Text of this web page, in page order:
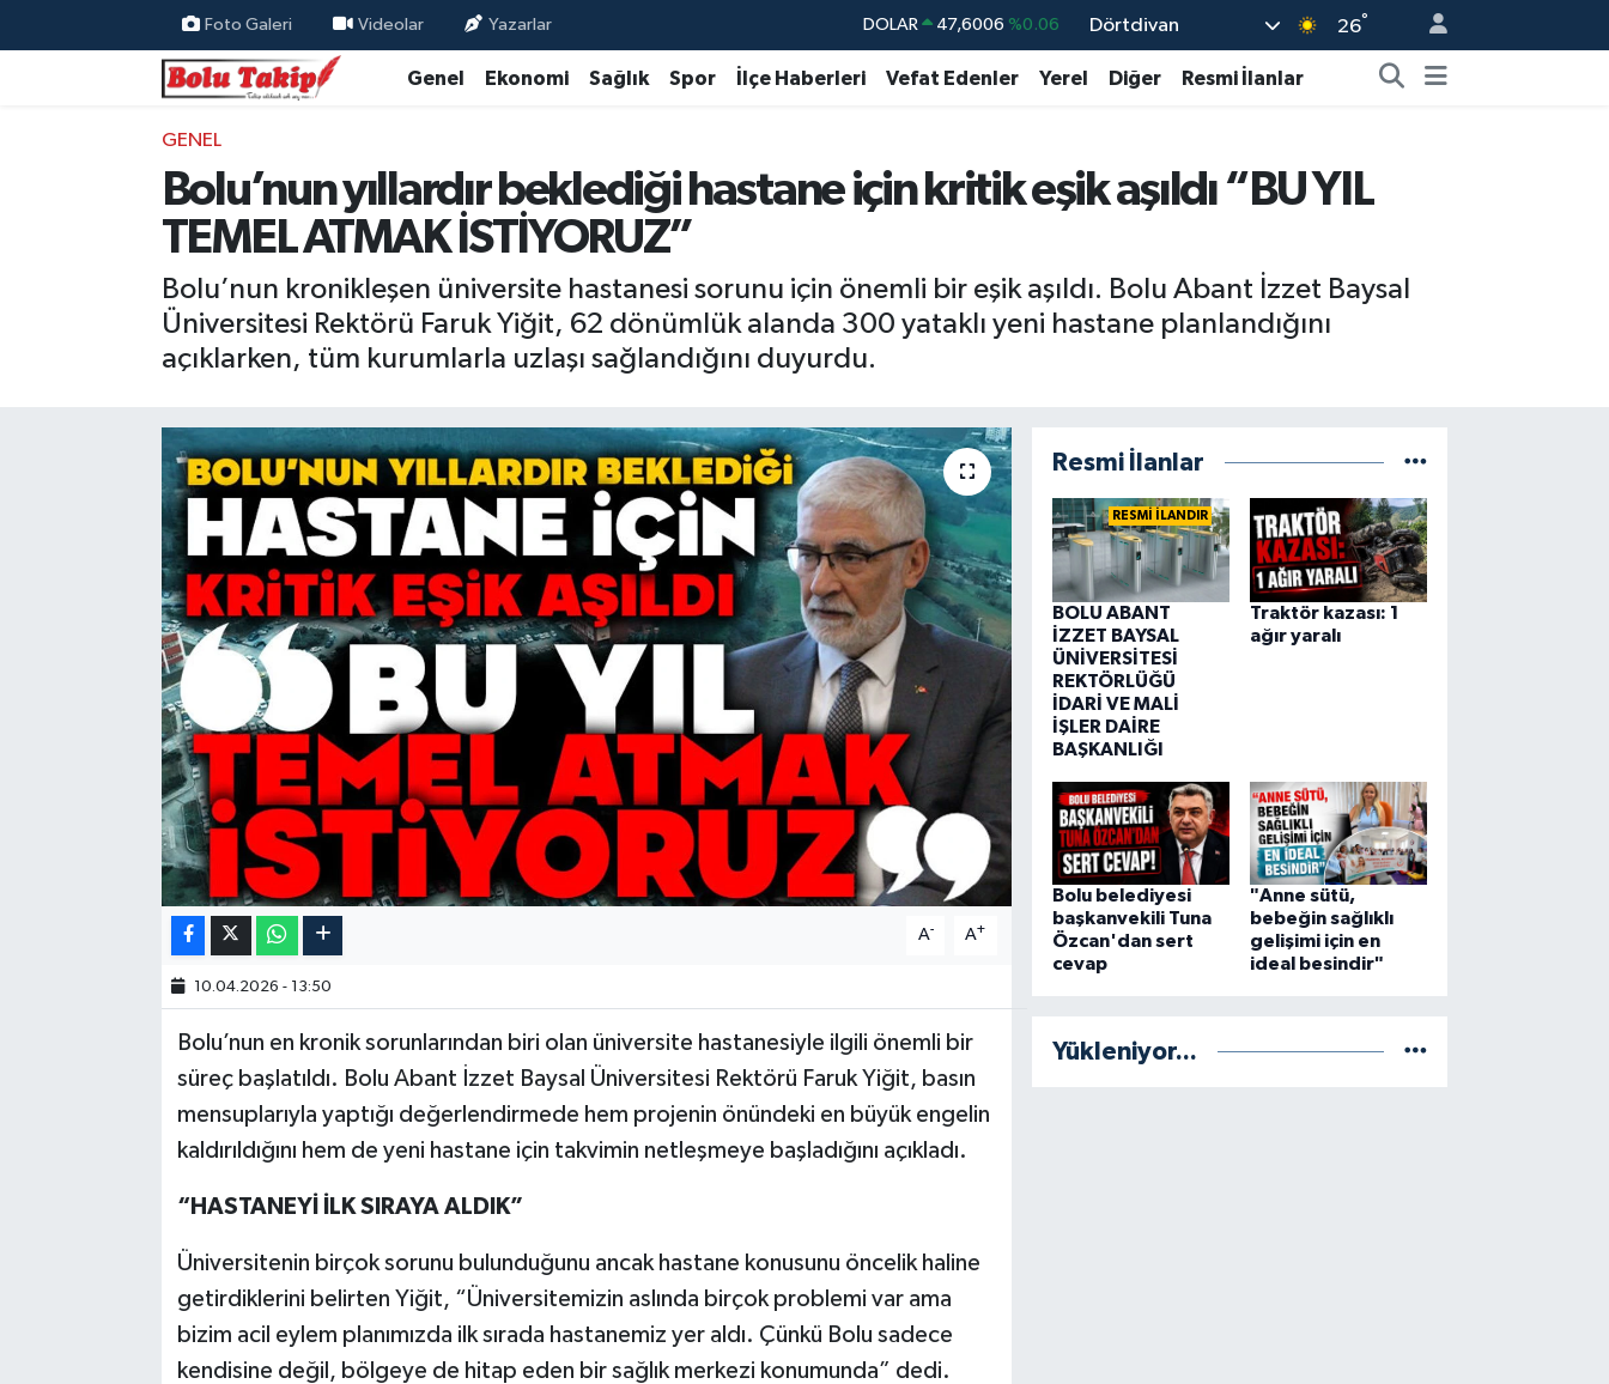
Foto Galeri Videolar Yazarlar DOLAR 47,6006 %0.06
EURO 55,0250 %0.02
BİST100 13.768 %48
Dörtdivan 26°
Genel Ekonomi Sağlık Spor İlçe Haberleri Vefat Edenler Yerel Diğer Resmi İlanlar
GENEL
Bolu’nun yıllardır beklediği hastane için kritik eşik aşıldı “BU YIL
TEMEL ATMAK İSTİYORUZ”
Bolu’nun kronikleşen üniversite hastanesi sorunu için önemli bir eşik aşıldı. Bolu Abant İzzet Baysal
Üniversitesi Rektörü Faruk Yiğit, 62 dönümlük alanda 300 yataklı yeni hastane planlandığını
açıklarken, tüm kurumlarla uzlaşı sağlandığını duyurdu.
A- A+
10.04.2026 - 13:50
Bolu’nun en kronik sorunlarından biri olan üniversite hastanesiyle ilgili önemli bir
süreç başlatıldı. Bolu Abant İzzet Baysal Üniversitesi Rektörü Faruk Yiğit, basın
mensuplarıyla yaptığı değerlendirmede hem projenin önündeki en büyük engelin
kaldırıldığını hem de yeni hastane için takvimin netleşmeye başladığını açıkladı.
“HASTANEYİ İLK SIRAYA ALDIK”
Üniversitenin birçok sorunu bulunduğunu ancak hastane konusunu öncelik haline
getirdiklerini belirten Yiğit, “Üniversitemizin aslında birçok problemi var ama
bizim acil eylem planımızda ilk sırada hastanemiz yer aldı. Çünkü Bolu sadece
kendisine değil, bölgeye de hitap eden bir sağlık merkezi konumunda” dedi.
Resmi İlanlar
RESMİ İLANDIR
BOLU ABANT
İZZET BAYSAL
ÜNİVERSİTESİ
REKTÖRLÜĞÜ
İDARİ VE MALİ
İŞLER DAİRE
BAŞKANLIĞI
Traktör kazası: 1
ağır yaralı
Bolu belediyesi
başkanvekili Tuna
Özcan'dan sert
cevap
"Anne sütü,
bebeğin sağlıklı
gelişimi için en
ideal besindir"
Yükleniyor...